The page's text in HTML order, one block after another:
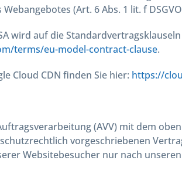
(Art. 6 Abs. 1 lit. f
wird auf die
terms/eu-model-contract-clause.
Cloud CDN finden Sie hier: https://
(AVV) mit dem
vorgeschriebenen
Websitebesucher nur nach